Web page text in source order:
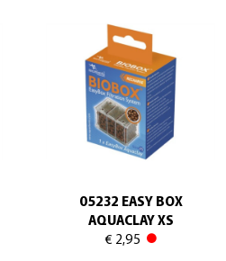
05232 EASY BOX
AQUACLAY XS
€ 2,95